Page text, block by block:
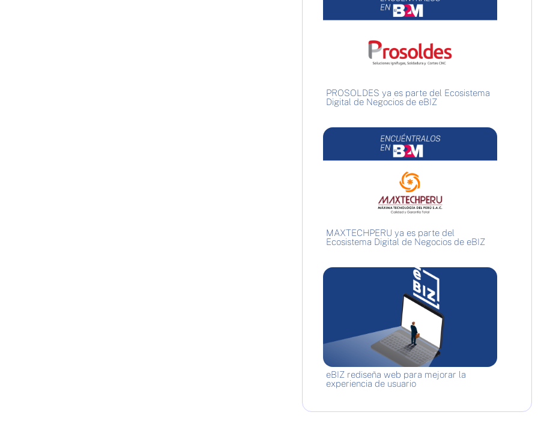
PROSOLDES ya es parte del Ecosistema
Digital de Negocios de eBIZ
MAXTECHPERU ya es parte del
Ecosistema Digital de Negocios de eBIZ
eBIZ rediseña web para mejorar la
experiencia de usuario